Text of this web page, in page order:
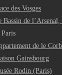
des Vosges
Bassin de
Paris
de le
Gainsbourg
Rodin (Paris)